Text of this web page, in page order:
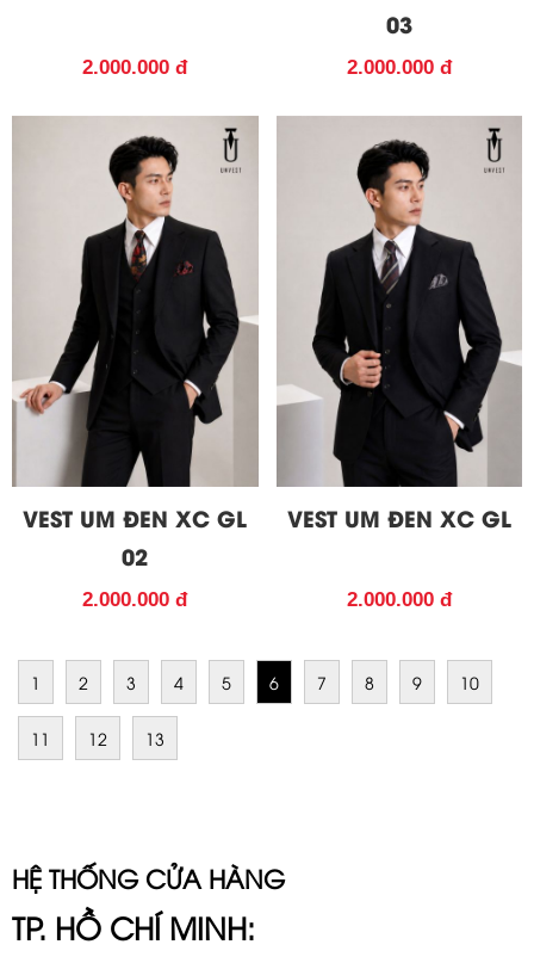
2.000.000 đ
03
2.000.000 đ
VEST UM ĐEN XC GL
02
2.000.000 đ
VEST UM ĐEN XC GL
2.000.000 đ
1 2 3 4 5 6 7 8 9 10
11 12 13
HỆ THỐNG CỬA HÀNG
TP. HỒ CHÍ MINH: